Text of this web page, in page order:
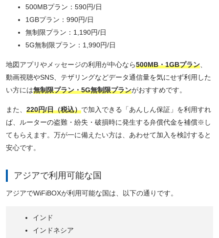
500MBプラン：590円/日
1GBプラン：990円/日
無制限プラン：1,190円/日
5G無制限プラン：1,990円/日
地図アプリやメッセージの利用が中心なら500MB・1GBプラン
動画視聴やSNS、テザリングなどデータ通信量を気にせず利用した
い方には無制限プラン・5G無制限プランがおすすめです。
また、 220円/日（税込）で加入できる「あんしん保証」を利用すれ
ば、ルーターの盗難・紛失・破損時に発生する弁償代金を補償※し
てもらえます。万が一に備えたい方は、あわせて加入を検討すると
安心です。
アジアで利用可能な国
アジアでWiFiBOXが利用可能な国は、以下の通りです。
インド
インドネシア